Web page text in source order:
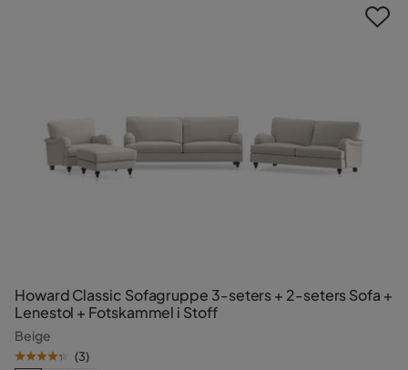
Howard Classic Sofagruppe 3-seters + 2-seters Sofa +
Lenestol + Fotskammel i Stoff
Beige
(3)